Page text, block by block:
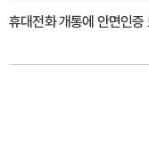
휴대전화 개통에 안면인